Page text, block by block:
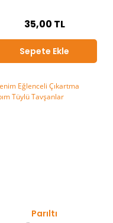
35,00 TL
Sepete Ekle
Parıltı